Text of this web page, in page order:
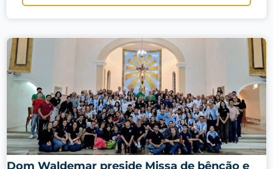
Dom Waldemar preside Missa de bênção e